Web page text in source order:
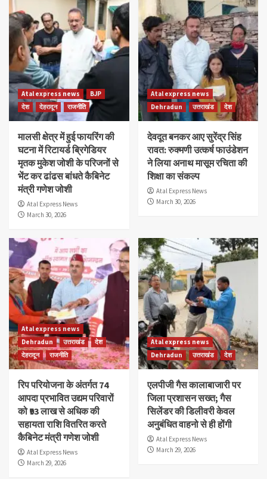
Atal express news
BJP
देश
देहरादून राजनीति
मालसी क्षेत्र में हुई फायरिंग की
घटना में रिटायर्ड ब्रिगेडियर
मृतक मुकेश जोशी के परिजनों से
भेंट कर ढांढस बांधते कैबिनेट
मंत्री गणेश जोशी
Atal Express News
March 30, 2026
Atal express news
Dehradun
उत्तराखंड देश
देवदूत बनकर आए सुरेंद्र सिंह
रावत: रुक्मणी उत्कर्ष फाउंडेशन
ने लिया अनाथ मासूम रचिता की
शिक्षा का संकल्प
Atal Express News
March 30, 2026
Atal express news
Dehradun
उत्तराखंड
देश
देहरादून
राजनीति
रिप परियोजना के अंतर्गत 74
आपदा प्रभावित उद्यम परिवारों
को ₹93 लाख से अधिक की
सहायता राशि वितरित करते
कैबिनेट मंत्री गणेश जोशी
Atal Express News
March 29, 2026
Atal express news
Dehradun
उत्तराखंड देश
एलपीजी गैस कालाबाजारी पर
जिला प्रशासन सख्त; गैस
सिलेंडर की डिलीवरी केवल
अनुबंधित वाहनो से ही होंगी
Atal Express News
March 29, 2026